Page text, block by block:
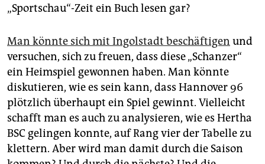
„Sportschau“-Zeit ein Buch lesen gar?
Man könnte sich mit Ingolstadt beschäftigen und
versuchen, sich zu freuen, dass diese „Schanzer“
ein Heimspiel gewonnen haben. Man könnte
diskutieren, wie es sein kann, dass Hannover 96
plötzlich überhaupt ein Spiel gewinnt. Vielleicht
schafft man es auch zu analysieren, wie es Hertha
BSC gelingen konnte, auf Rang vier der Tabelle zu
klettern. Aber wird man damit durch die Saison